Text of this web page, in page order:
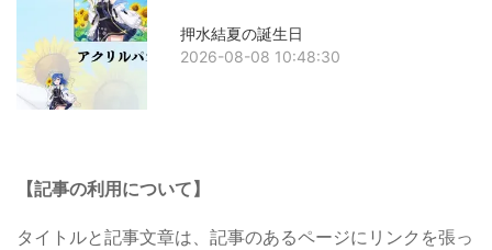
押水結夏の誕生日
2026-08-08 10:48:30
【記事の利用について】
タイトルと記事文章は、記事のあるページにリンクを張っ